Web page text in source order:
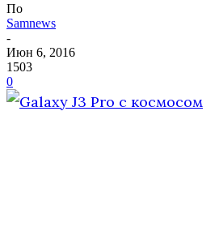
По
Samnews
-
Июн 6, 2016
1503
0